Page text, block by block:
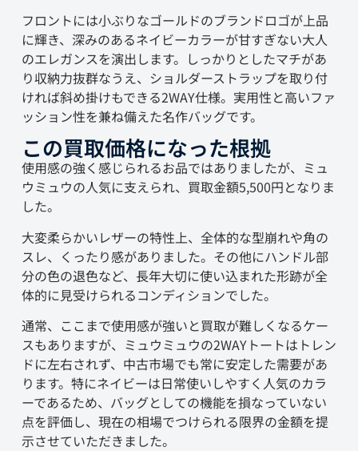
フロントには小ぶりなゴールドのブランドロゴが上品
に輝き、深みのあるネイビーカラーが甘すぎない大人
のエレガンスを演出します。しっかりとしたマチがあ
り収納力抜群なうえ、ショルダーストラップを取り付
ければ斜め掛けもできる2WAY仕様。実用性と高いファ
ッション性を兼ね備えた名作バッグです。
この買取価格になった根拠
使用感の強く感じられるお品ではありましたが、ミュ
ウミュウの人気に支えられ、買取金額5,500円となりま
した。
大変柔らかいレザーの特性上、全体的な型崩れや角の
スレ、くったり感がありました。その他にハンドル部
分の色の退色など、長年大切に使い込まれた形跡が全
体的に見受けられるコンディションでした。
通常、ここまで使用感が強いと買取が難しくなるケー
スもありますが、ミュウミュウの2WAYトートはトレン
ドに左右されず、中古市場でも常に安定した需要があ
ります。特にネイビーは日常使いしやすく人気のカラ
ーであるため、バッグとしての機能を損なっていない
点を評価し、現在の相場でつけられる限界の金額を提
示させていただきました。